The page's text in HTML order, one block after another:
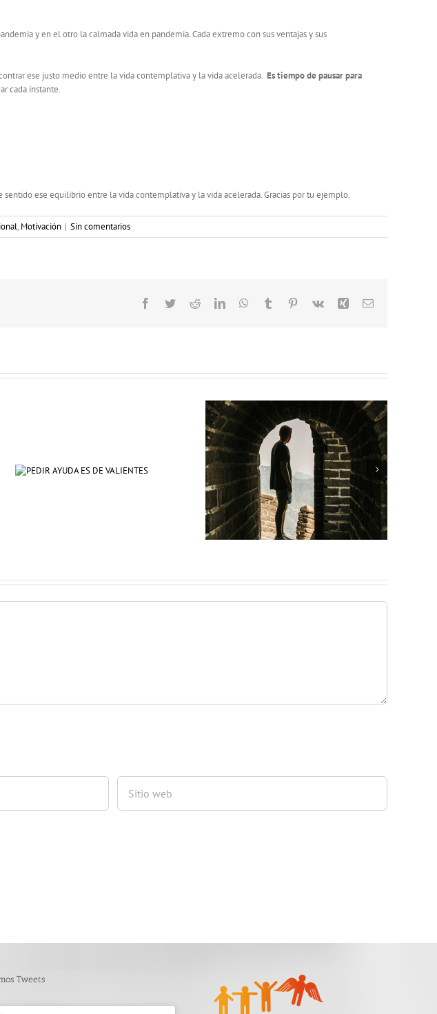
y en el otro la calmada vida en pandemia. Cada extremo con sus ventajas y sus
ese justo medio entre la vida contemplativa y la vida acelerada. Es tiempo de pausar para
cada instante.
ese equilibrio entre la vida contemplativa y la vida acelerada. Gracias por tu ejemplo.
, Motivación | Sin comentarios
Facebook
TwitterRedditLinkedInWhatsApp
Tumblr Pinterest
Vk Xing Correo
Tweets